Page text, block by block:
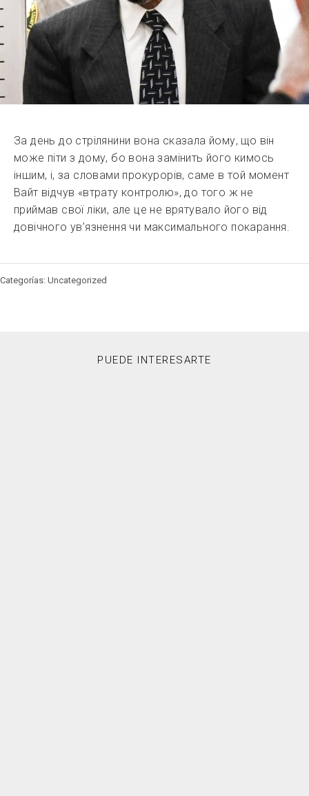
За день до стрілянини вона сказала йому, що він
може піти з дому, бо вона замінить його кимось
іншим, і, за словами прокурорів, саме в той момент
Вайт відчув «втрату контролю», до того ж не
приймав свої ліки, але це не врятувало його від
довічного ув’язнення чи максимального покарання.
Categorías: Uncategorized
PUEDE INTERESARTE